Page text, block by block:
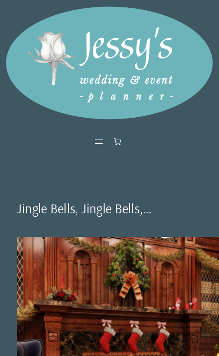
inhoud
Jingle Bells, Jingle Bells,…